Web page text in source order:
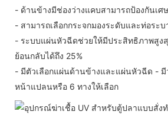
- ด้านข้างมีช่องว่างแคบสามารถป้องกันเศ
- สามารถเลือกกระจกมองระดับและท่อระบ
- ระบบแผ่นหัวฉีดช่วยให้มีประสิทธิภาพสูง
ย้อนกลับได้ถึง 25%
- มีตัวเลือกแผ่นด้านข้างและแผ่นหัวฉีด -
หน้าแปลนหรือ 6 ทางให้เลือก